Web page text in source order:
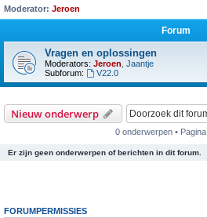
Moderator: Jeroen
Forum
Vragen en oplossingen
Moderators: Jeroen Jaantje
Subforum:
V22.0
Nieuw onderwerp
0 onderwerpen • Pagina
Er zijn geen onderwerpen of berichten in dit forum.
FORUMPERMISSIES